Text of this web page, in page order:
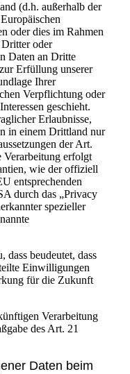
(d.h. außerhalb der
oder dies im Rahmen
oder
Daten an Dritte
Erfüllung unserer
Ihrer
Verpflichtung oder
geschieht.
Erlaubnisse,
in einem Drittland nur
der Art.
erfolgt
wie der offiziell
entsprechenden
durch das „Privacy
spezieller
dass beudeutet, dass
Einwilligungen
für die Zukunft
Verarbeitung
des Art. 21
Daten beim